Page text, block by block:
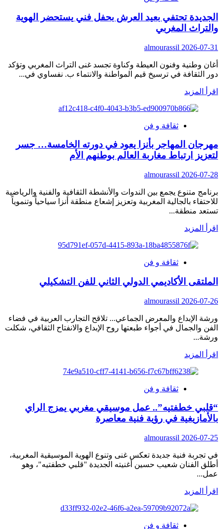
توقيع
كتاب
خليلي
التراث
والحال»
بمسيرة
فنية
وثقافية
الجديدة تحتفي بعيد العرش بحفل فني يستحضر الهوية
والتراث المغربي
almourassil 2026-07-31
أغان وطنية وفنون العيطة وكناوة تجسد غنى التراث المغربي وتؤكد
دور الثقافة في ترسيخ قيم المواطنة والانتماء ب. نفساوي في...
اقرأ المزيد
عن
تحتفي
بعيد
العرش
بحفل
يستحضر
والتراث
المغربي
ثقافة و فن
مهرجان المهاجر بأنزا يعود في دورته الخامسة… جسر
لتعزيز ارتباط مغاربة العالم بوطنهم الأم
almourassil 2026-07-28
برنامج متنوع يجمع بين الندوات والأنشطة الثقافية والفنية والرياضية
للاحتفاء بالجالية المغربية وتعزيز إشعاع منطقة أنزا سياحياً وتنموياً
تستعد منطقة...
اقرأ المزيد
عن
المهاجر
بأنزا
يعود
دورته
جسر
لتعزيز
العالم
بوطنهم
ثقافة و فن
الملتقى الأكاديمي الدولي الثاني للفن التشكيلي
almourassil 2026-07-26
ورشة الإبداع والمعرض الجماعي... تلاقح التجارب العربية في فضاء
الفن والجمال في أجواء طبعتها روح الإبداع والانفتاح الثقافي، شكلت
ورشة...
اقرأ المزيد
عن
الأكاديمي
الدولي
الثاني
للفن
ثقافة و فن
“قلبي خطفتيه”.. عمل موسيقي مغربي يمزج الراي
بالأمازيغية في رؤية فنية معاصرة
almourassil 2026-07-25
في تجربة فنية جديدة تعكس غنى وتنوع الهوية الموسيقية المغربية،
أطلق الفنان شعيب حسين أغنيته الجديدة "قلبي خطفتيه"، وهو
عمل...
اقرأ المزيد
عن
ثقافة و فن